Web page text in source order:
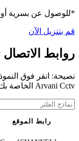
*للوصول عن بسرية أو
قم بتنزيل الآن
روابط الاتصال Arvani Cctv
Arvani Cctv الخاصة بك
رابط الموقع